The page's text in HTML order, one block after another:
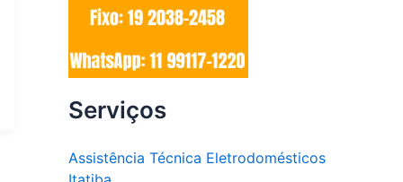
Serviços
Assistência Técnica Eletrodomésticos